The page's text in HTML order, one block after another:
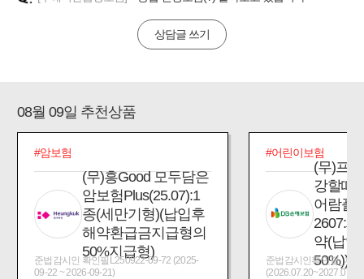
상담글 쓰기
08월 09일 추천상품
#암보험
(무)흥Good 모두담은
암보험Plus(25.07):1
종(세만기형)(납입후
해약환급금지급형의
50%지급형)
준법감시인 확인필L250922-09-72 (2025-
09-22 ~ 2026-09-21)
#어린이보험
(무)프
강할때
어람플
2607:
약(납입
50%))
준법감시인확인필_제